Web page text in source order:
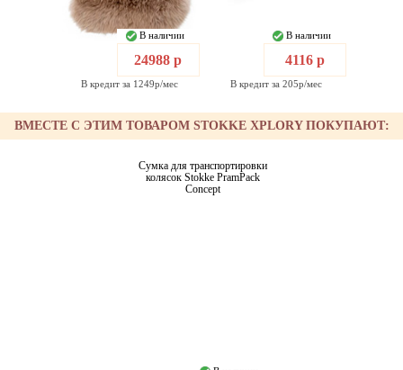
В наличии
24988 р
В кредит за 1249р/мес
В наличии
4116 р
В кредит за 205р/мес
ВМЕСТЕ С ЭТИМ ТОВАРОМ STOKKE XPLORY ПОКУПАЮТ:
Сумка для транспортировки
колясок Stokke PramPack
Concept